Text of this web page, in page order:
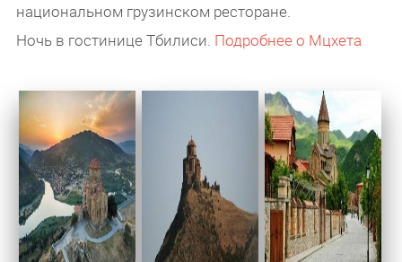
национальном грузинском ресторане.
Ночь в гостинице Тбилиси. Подробнее о Мцхета